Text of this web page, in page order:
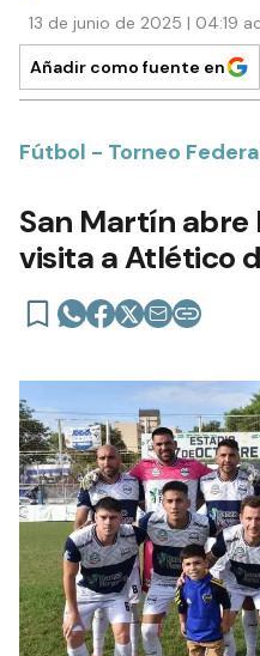
13 de junio de 2025 | 04:19
Añadir como fuente en
Fútbol - Torneo
San Martín abre
visita a Atlético